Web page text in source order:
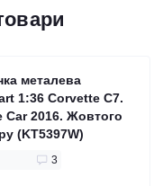
металева
1:36 Corvette C7.
Car 2016. Жовтого
(KT5397W)
3